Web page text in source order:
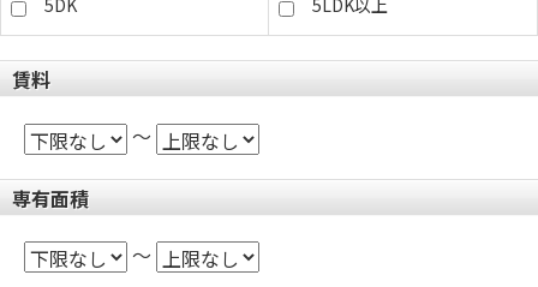
5DK 5LDK以上
賃料
～
専有面積
～